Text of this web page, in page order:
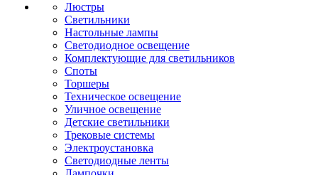
Люстры
Светильники
Настольные лампы
Светодиодное освещение
Комплектующие для светильников
Споты
Торшеры
Техническое освещение
Уличное освещение
Детские светильники
Трековые системы
Электроустановка
Светодиодные ленты